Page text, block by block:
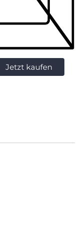
Jetzt kaufen